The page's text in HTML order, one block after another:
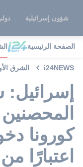
شؤون إسرائيلية
الصفحة الرئيسية
i24NEWS الشرق
كورونا
اعتبارًا من 1 نوفمبر الوشيك